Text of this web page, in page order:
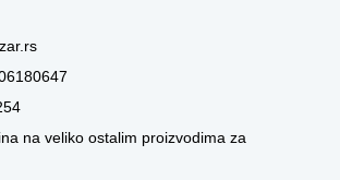
na veliko ostalim proizvodima za